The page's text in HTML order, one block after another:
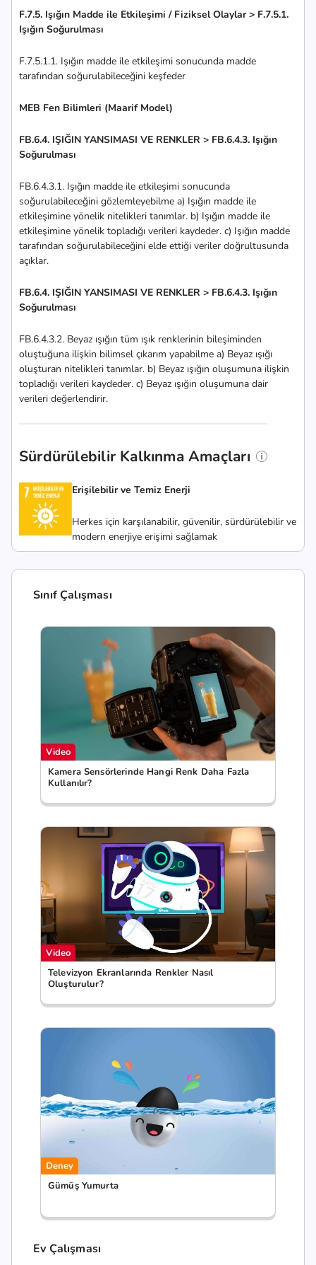
Sınıf Çalışması
Video
Kamera Sensörlerinde Hangi Renk Daha Fazla
Kullanılır?
Video
Televizyon Ekranlarında Renkler Nasıl
Oluşturulur?
Deney
Gümüş Yumurta
Ev Çalışması
F.7.5. Işığın Madde ile Etkileşimi / Fiziksel Olaylar > F.7.5.1.
Işığın Soğurulması
F.7.5.1.1. Işığın madde ile etkileşimi sonucunda madde
tarafından soğurulabileceğini keşfeder
MEB Fen Bilimleri (Maarif Model)
FB.6.4. IŞIĞIN YANSIMASI VE RENKLER > FB.6.4.3. Işığın
Soğurulması
FB.6.4.3.1. Işığın madde ile etkileşimi sonucunda
soğurulabileceğini gözlemleyebilme a) Işığın madde ile
etkileşimine yönelik nitelikleri tanımlar. b) Işığın madde ile
etkileşimine yönelik topladığı verileri kaydeder. c) Işığın madde
tarafından soğurulabileceğini elde ettiği veriler doğrultusunda
açıklar.
FB.6.4. IŞIĞIN YANSIMASI VE RENKLER > FB.6.4.3. Işığın
Soğurulması
FB.6.4.3.2. Beyaz ışığın tüm ışık renklerinin bileşiminden
oluştuğuna ilişkin bilimsel çıkarım yapabilme a) Beyaz ışığı
oluşturan nitelikleri tanımlar. b) Beyaz ışığın oluşumuna ilişkin
topladığı verileri kaydeder. c) Beyaz ışığın oluşumuna dair
verileri değerlendirir.
Sürdürülebilir Kalkınma Amaçları
Erişilebilir ve Temiz Enerji
Herkes için karşılanabilir, güvenilir, sürdürülebilir ve
modern enerjiye erişimi sağlamak